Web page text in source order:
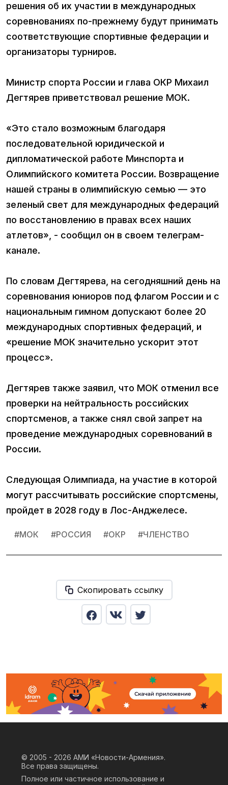
решения об их участии в международных
соревнованиях по-прежнему будут принимать
соответствующие спортивные федерации и
организаторы турниров.
Министр спорта России и глава ОКР Михаил
Дегтярев приветствовал решение МОК.
«Это стало возможным благодаря
последовательной юридической и
дипломатической работе Минспорта и
Олимпийского комитета России. Возвращение
нашей страны в олимпийскую семью — это
зеленый свет для международных федераций
по восстановлению в правах всех наших
атлетов», - сообщил он в своем телеграм-
канале.
По словам Дегтярева, на сегодняшний день на
соревнования юниоров под флагом России и с
национальным гимном допускают более 20
международных спортивных федераций, и
«решение МОК значительно ускорит этот
процесс».
Дегтярев также заявил, что МОК отменил все
проверки на нейтральность российских
спортсменов, а также снял свой запрет на
проведение международных соревнований в
России.
Следующая Олимпиада, на участие в которой
могут рассчитывать российские спортсмены,
пройдет в 2028 году в Лос-Анджелесе.
#МОК #РОССИЯ #ОКР #ЧЛЕНСТВО
Скопировать ссылку
© 2005 - 2026 АМИ «Новости-Армения».
Все права защищены.
Полное или частичное использование и